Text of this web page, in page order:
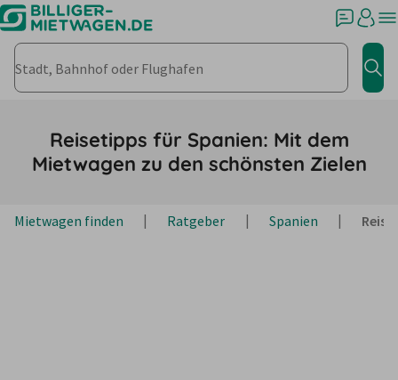
Stadt, Bahnhof oder Flughafen
Reisetipps für Spanien: Mit dem
Mietwagen zu den schönsten Zielen
Mietwagen finden Ratgeber Spanien